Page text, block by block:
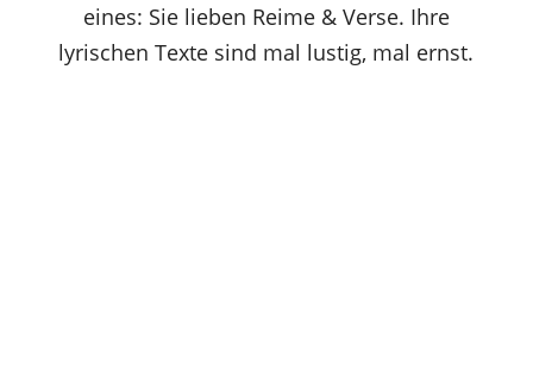
eines: Sie lieben Reime & Verse. Ihre
lyrischen Texte sind mal lustig, mal ernst.